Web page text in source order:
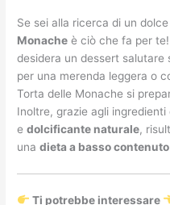
Se sei alla ricerca di un
Monache è ciò che fa per
desidera un dessert salutare
per una merenda leggera o
Torta delle Monache si
Inoltre, grazie agli ingredienti
edolcificante naturale,
unadieta a basso
Ti potrebbe interessare